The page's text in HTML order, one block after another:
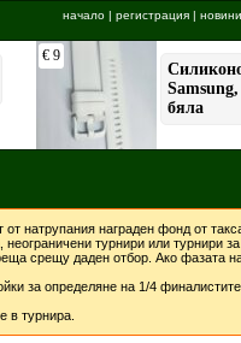
начало | регистрация | новини
натрупания награден фонд от
турнири или турнири за
срещу даден отбор. Ако фазата
за определяне на 1/4
в турнира.